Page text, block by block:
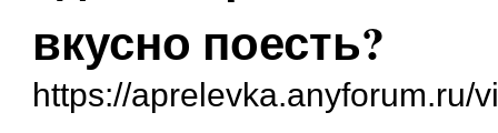
вкусно поесть?
https://aprelevka.anyforum.ru/